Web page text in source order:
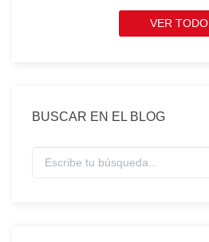
VER TODO
BUSCAR EN EL BLOG